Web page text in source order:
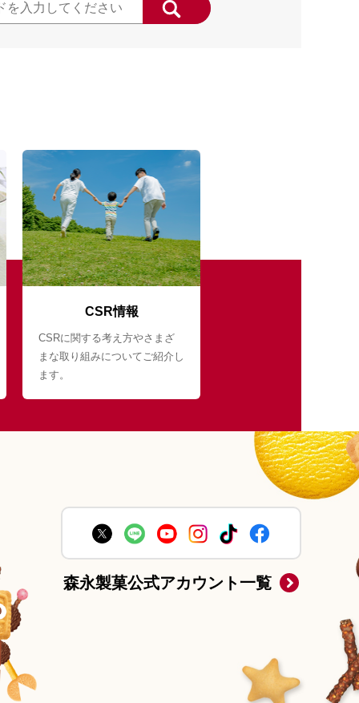
CSR情報
CSRに関する考え方やさまざ
まな取り組みについてご紹介し
ます。
森永製菓公式アカウント一覧